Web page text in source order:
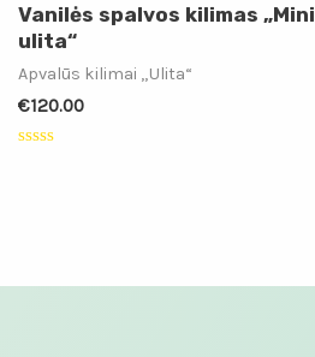
Vanilės spalvos kilimas „Mini
ulita“
Apvalūs kilimai „Ulita“
€120.00